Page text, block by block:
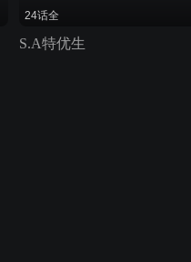
24话全
S.A特优生